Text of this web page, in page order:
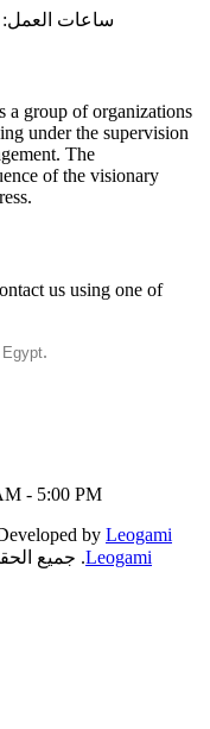
ساعات العمل: الاحد -
a group of organizations
under the supervision
The
of the visionary
us using one of
.
- 5:00 PM
by Leogami
© جميع الحقوق محفوظة 2017 تم تطويرة من خلال .Leogami